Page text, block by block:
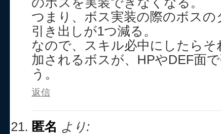
つまり、ボス実装の際のボス
引き出しが1つ減る。
なので、スキル必中にしたら
加されるボスが、HPやDEF面
う。
返信
匿名 より: